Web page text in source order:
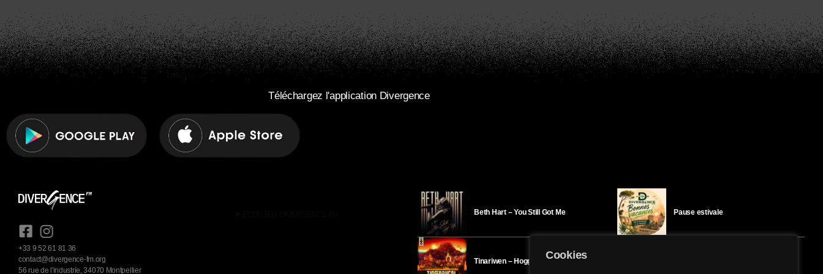
Cookies
Téléchargez l'application Divergence
+33 9 52 61 81 36
contact@divergence-fm.org
56 rue de l'industrie, 34070 Montpellier
Beth Hart – You Still Got Me
Tinariwen – Hoggar
Pause estivale